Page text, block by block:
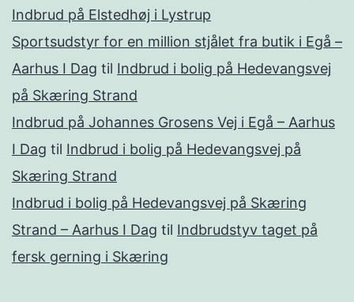
Indbrud på Elstedhøj i Lystrup
Sportsudstyr for en million stjålet fra butik i Egå –
Aarhus I Dag til Indbrud i bolig på Hedevangsvej
på Skæring Strand
Indbrud på Johannes Grosens Vej i Egå – Aarhus
I Dag til Indbrud i bolig på Hedevangsvej på
Skæring Strand
Indbrud i bolig på Hedevangsvej på Skæring
Strand – Aarhus I Dag til Indbrudstyv taget på
fersk gerning i Skæring